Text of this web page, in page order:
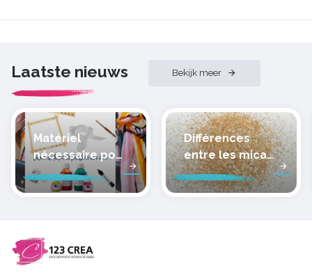
Laatste nieuws Bekijk meer
Matériel
nécessaire pour
peindre la soie
Différences
entre les micas
des pâtes
polymères